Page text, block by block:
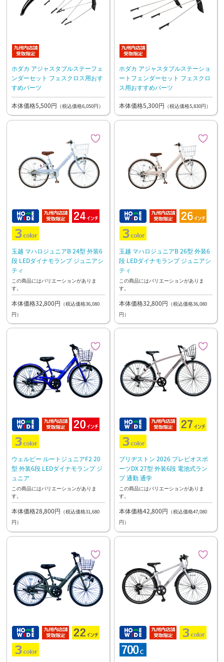
ホダカ アジャスタブルステーフェ
ンダーセット フェスクロス用おす
すめパーツ
本体価格5,500円 （税込価格6,050円）
ホダカ アジャスタブルステーショ
ートフェンダーセット フェスクロ
ス用おすすめパーツ
本体価格5,300円 （税込価格5,830円）
玉越 マハロジュニアB 24型 外装6
段 LEDダイナモランプ ジュニアシ
ティ
この商品にはバリエーションがありま
す。
本体価格32,800円 （税込価格36,080
円）
玉越 マハロジュニアB 26型 外装6
段 LEDダイナモランプ ジュニアシ
ティ
この商品にはバリエーションがありま
す。
本体価格32,800円 （税込価格36,080
円）
ウェルビー ルートジュニアF2 20
型 外装6段 LEDダイナモランプ ジ
ュニア
この商品にはバリエーションがありま
す。
本体価格28,800円 （税込価格31,680
円）
ブリヂストン 2026 プレビオスポ
ーツDX 27型 外装6段 電池式ラン
プ 通勤 通学
この商品にはバリエーションがありま
す。
本体価格42,800円 （税込価格47,080
円）